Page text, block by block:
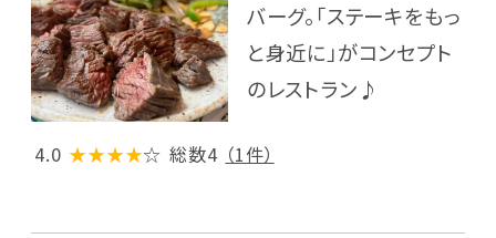
バーグ。「ステーキをもっ
と身近に」がコンセプト
のレストラン♪
4.0 ★★★★☆ 総数4 （1件）